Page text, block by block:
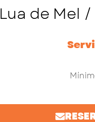
Lua de Mel